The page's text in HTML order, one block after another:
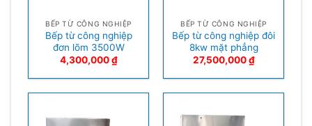
BẾP TỪ CÔNG NGHIỆP
Bếp từ công nghiệp
đơn lõm 3500W
4,300,000₫
BẾP TỪ CÔNG NGHIỆP
Bếp từ công nghiệp đôi
8kw mặt phẳng
27,500,000₫